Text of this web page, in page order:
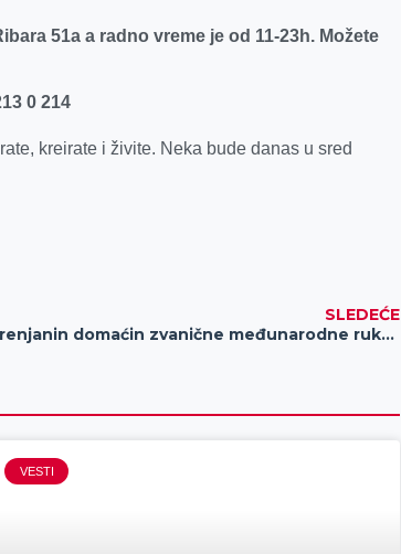
51a a radno vreme je od 11-23h. Možete
0 214
kreirate i živite. Neka bude danas u sred
SLEDEĆE
Zrenjanin domaćin zvanične međunarodne rukometne utakmice
VESTI